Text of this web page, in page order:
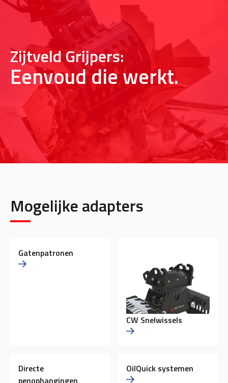
Zijtveld Grijpers:
Eenvoud die werkt.
Mogelijke adapters
Gatenpatronen
CW Snelwissels
Directe
penophangingen
OilQuick systemen